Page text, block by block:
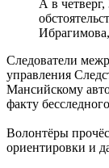
А в
Следователи
управления
Мансийскому
факту
Волонтёры
ориентировки и